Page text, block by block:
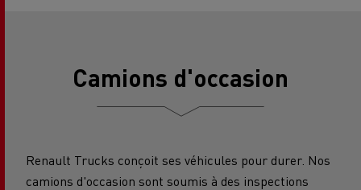
Camions d'occasion
Renault Trucks conçoit ses véhicules pour durer. Nos
camions d'occasion sont soumis à des inspections